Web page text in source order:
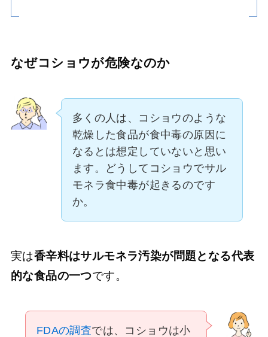
なぜコショウが危険なのか
多くの人は、コショウのような
乾燥した食品が食中毒の原因に
なるとは想定していないと思い
ます。どうしてコショウでサル
モネラ食中毒が起きるのです
か。
実は香辛料はサルモネラ汚染が問題となる代表
的な食品の一つです。
FDAの調査では、コショウは小